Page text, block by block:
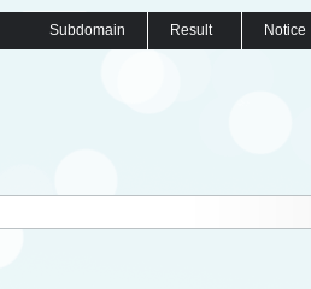
Subdomain Result Notice